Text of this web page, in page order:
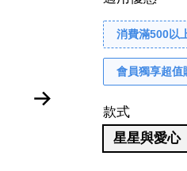
消費滿500以
會員獨享超值
款式
星星與愛心